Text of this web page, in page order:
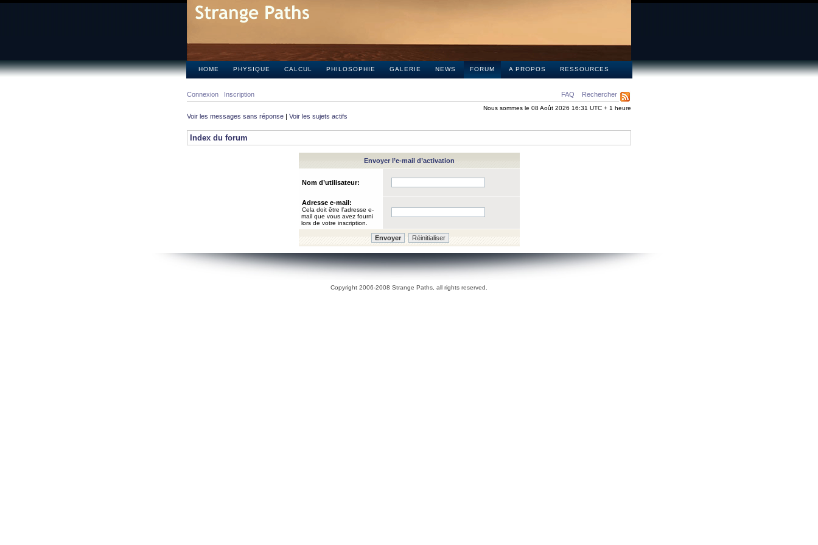
HOME PHYSIQUE CALCUL PHILOSOPHIE GALERIE NEWS FORUM A PROPOS RESSOURCES
FAQ Rechercher
Connexion Inscription
Nous sommes le 08 Août 2026 16:31 UTC + 1 heure
Voir les messages sans réponse | Voir les sujets actifs
Index du forum
Envoyer l’e-mail d’activation
Nom d’utilisateur:
Adresse e-mail:
Cela doit être l’adresse e-
mail que vous avez fourni
lors de votre inscription.
Copyright 2006-2008 Strange Paths, all rights reserved.